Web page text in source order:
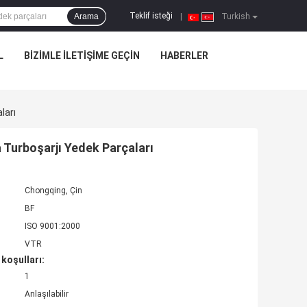
Turkish
Teklif isteği
Arama
BIZIMLE ILETIŞIME GEÇIN HABERLER
Yedek Parçaları
Chongqing, Çin
BF
ISO 9001:2000
VTR
1
Anlaşılabilir